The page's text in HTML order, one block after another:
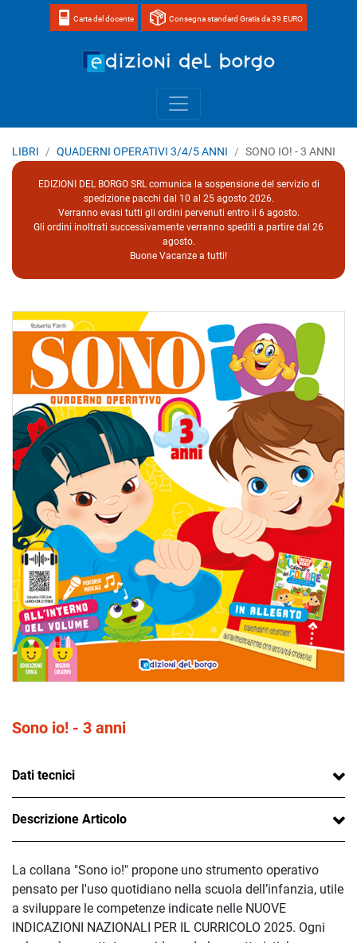
Carta del docente Consegna standard Gratis da 39 EURO
LIBRI QUADERNI OPERATIVI 3/4/5 ANNI SONO IO! - 3 ANNI
EDIZIONI DEL BORGO SRL comunica la sospensione del servizio di
spedizione pacchi dal 10 al 25 agosto 2026.
Verranno evasi tutti gli ordini pervenuti entro il 6 agosto.
Gli ordini inoltrati successivamente verranno spediti a partire dal 26
agosto.
Buone Vacanze a tutti!
Sono io! - 3 anni
Dati tecnici
Descrizione Articolo
La collana "Sono io!" propone uno strumento operativo
pensato per l'uso quotidiano nella scuola dell’infanzia, utile
a sviluppare le competenze indicate nelle NUOVE
INDICAZIONI NAZIONALI PER IL CURRICOLO 2025. Ogni